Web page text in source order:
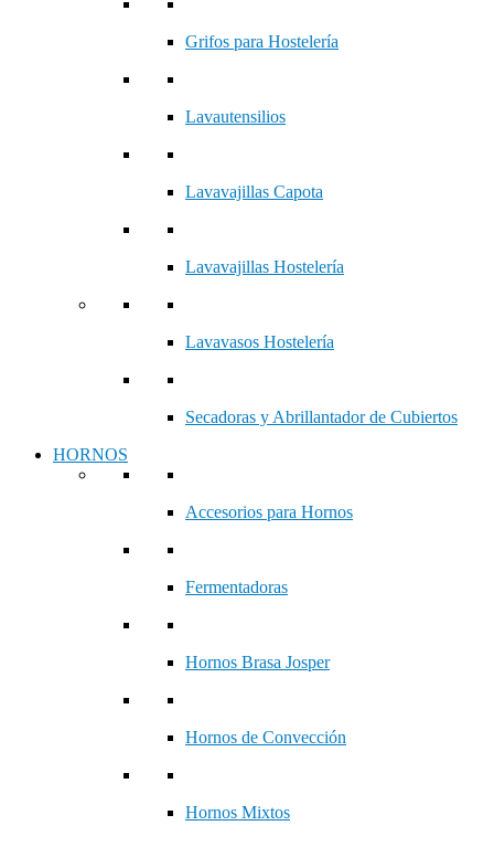
Grifos para Hostelería
Lavautensilios
Lavavajillas Capota
Lavavajillas Hostelería
Lavavasos Hostelería
Secadoras y Abrillantador de Cubiertos
HORNOS
Accesorios para Hornos
Fermentadoras
Hornos Brasa Josper
Hornos de Convección
Hornos Mixtos